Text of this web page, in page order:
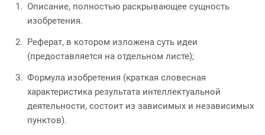
Описание, полностью раскрывающее сущность
изобретения.
Реферат, в котором изложена суть идеи
(предоставляется на отдельном листе);
Формула изобретения (краткая словесная
характеристика результата интеллектуальной
деятельности, состоит из зависимых и независимых
пунктов).